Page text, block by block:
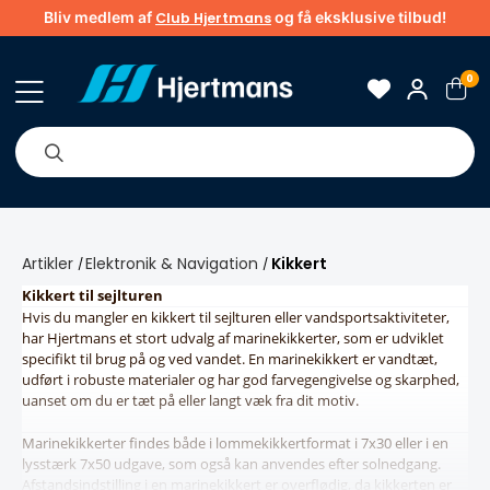
Bliv medlem af Club Hjertmansog få eksklusive tilbud!
0
Om os Brands Tips & guider
Artikler /Elektronik & Navigation / Kikkert
Kikkert til sejlturen
Hvis du mangler en kikkert til sejlturen eller vandsportsaktiviteter,
har Hjertmans et stort udvalg af marinekikkerter, som er udviklet
specifikt til brug på og ved vandet. En marinekikkert er vandtæt,
udført i robuste materialer og har god farvegengivelse og skarphed,
uanset om du er tæt på eller langt væk fra dit motiv.
Marinekikkerter findes både i lommekikkertformat i 7x30 eller i en
lysstærk 7x50 udgave, som også kan anvendes efter solnedgang.
Afstandsindstilling i en marinekikkert er overflødig, da kikkerten er